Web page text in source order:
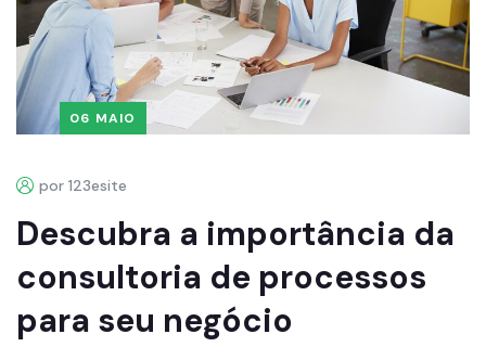
06 MAIO
por 123esite
Descubra a importância da
consultoria de processos
para seu negócio